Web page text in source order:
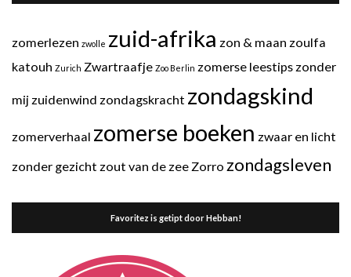
zomerlezen zwolle zuid-afrika zon & maan zoulfa
katouh Zurich Zwartraafje Zoo Berlin zomerse leestips zonder
mij zuidenwind zondagskracht zondagskind
zomerverhaal zomerse boeken zwaar en licht
zonder gezicht zout van de zee Zorro zondagsleven
Favoritez is getipt door Hebban!